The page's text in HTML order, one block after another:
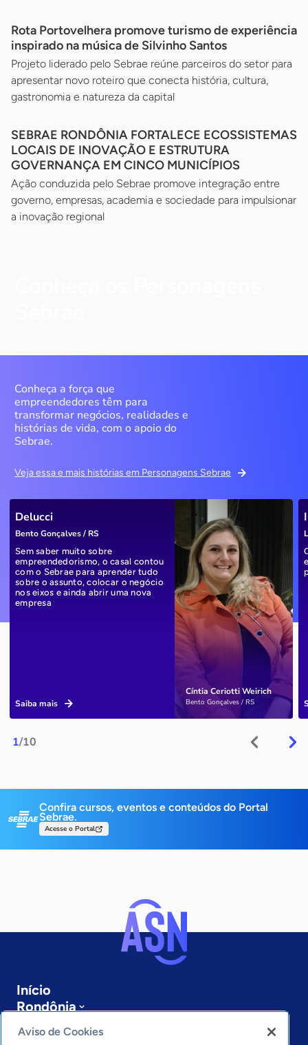
Rota Portovelhera promove turismo de experiência
inspirado na música de Silvinho Santos
Projeto liderado pelo Sebrae reúne parceiros do setor para
apresentar novo roteiro que conecta história, cultura,
gastronomia e natureza da capital
SEBRAE RONDÔNIA FORTALECE ECOSSISTEMAS
LOCAIS DE INOVAÇÃO E ESTRUTURA
GOVERNANÇA EM CINCO MUNICÍPIOS
Ação conduzida pelo Sebrae promove integração entre
governo, empresas, academia e sociedade para impulsionar
a inovação regional
Conheça a força que
empreendedores têm para
transformar negócios, realidades e
histórias de vida, com o apoio do
Sebrae.
Veja essa e mais histórias em Personagens Sebrae
1/10
Cíntia Ceriotti Weirich
Bento Gonçalves / RS
Delucci
Bento Gonçalves / RS
Sem saber muito sobre
empreendedorismo, o casal contou
com o Sebrae para aprender tudo
sobre o assunto, colocar o negócio
nos eixos e ainda abrir uma nova
empresa
Saiba mais
Confira cursos, eventos e conteúdos do Portal
Sebrae.
Acesse o Portal
Início
Rondônia
Sobre a ASN
Últimas notícias
Aviso de Cookies